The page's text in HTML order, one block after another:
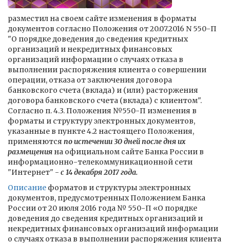
разместил на своем сайте изменения в форматы
документов согласно Положения от 20.07.2016 N 550-П
"О порядке доведения до сведения кредитных
организаций и некредитных финансовых
организаций информации о случаях отказа в
выполнении распоряжения клиента о совершении
операции, отказа от заключения договора
банковского счета (вклада) и (или) расторжения
договора банковского счета (вклада) с клиентом".
Согласно п. 4.3. Положения №550-П изменения в
форматы и структуру электронных документов,
указанные в пункте 4.2 настоящего Положения,
применяются по истечении 30 дней после дня их
размещения на официальном сайте Банка России в
информационно-телекоммуникационной сети
"Интернет" - с 14 декабря 2017 года.
Описание форматов и структуры электронных
документов, предусмотренных Положением Банка
России от 20 июля 2016 года № 550-П «О порядке
доведения до сведения кредитных организаций и
некредитных финансовых организаций информации
о случаях отказа в выполнении распоряжения клиента